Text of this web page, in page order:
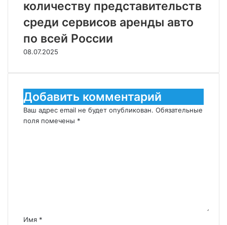
количеству представительств
среди сервисов аренды авто
по всей России
08.07.2025
Добавить комментарий
Ваш адрес email не будет опубликован. Обязательные
поля помечены *
р
Имя *